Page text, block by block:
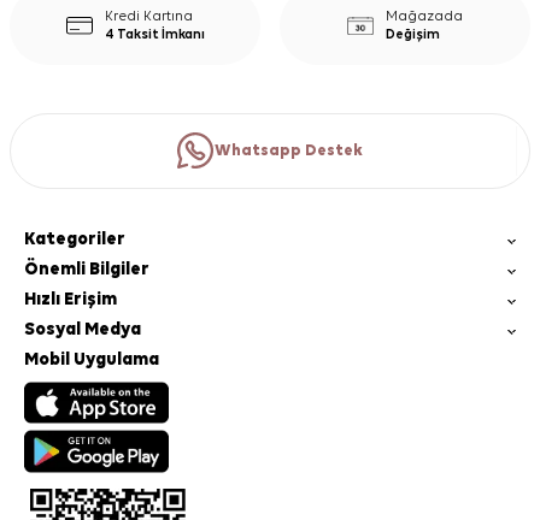
Kredi Kartına
4 Taksit İmkanı
Mağazada
Değişim
Whatsapp Destek
Kategoriler
Önemli Bilgiler
Hızlı Erişim
Sosyal Medya
Mobil Uygulama